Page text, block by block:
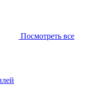
Посмотреть все